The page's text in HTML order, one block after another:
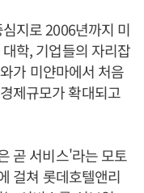
지로 2006년까지 미
학, 기업들의 자리잡
가 미얀마에서 처음
제규모가 확대되고
곧 서비스'라는 모토
걸쳐 롯데호텔앤리